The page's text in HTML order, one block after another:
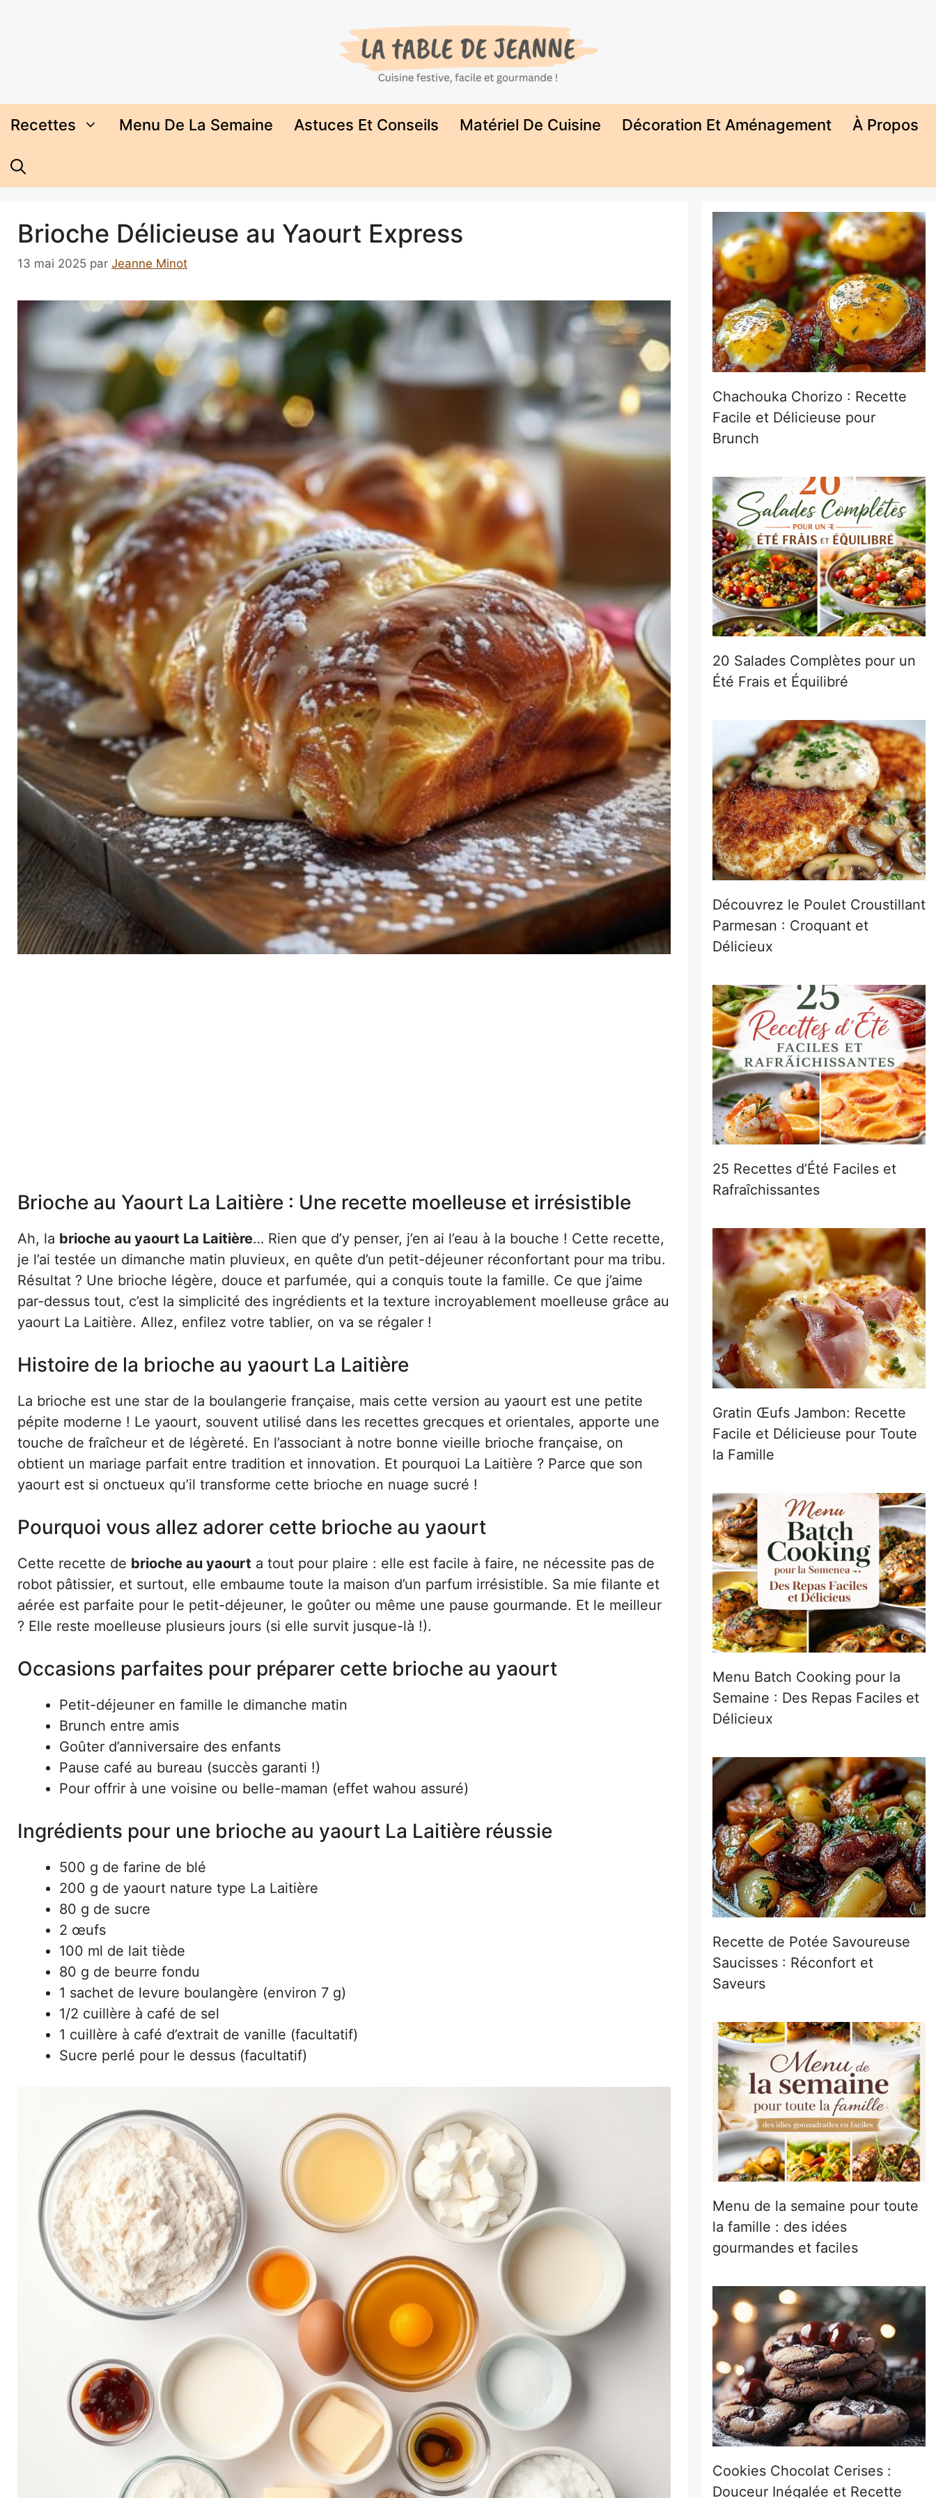
Recettes Menu De La Semaine Astuces Et Conseils Matériel De Cuisine Décoration Et Aménagement À Propos
Brioche Délicieuse au Yaourt Express
13 mai 2025 par Jeanne Minot
Brioche au Yaourt La Laitière : Une recette moelleuse et irrésistible
Ah, la brioche au yaourt La Laitière… Rien que d’y penser, j’en ai l’eau à la bouche ! Cette recette,
je l’ai testée un dimanche matin pluvieux, en quête d’un petit-déjeuner réconfortant pour ma tribu.
Résultat ? Une brioche légère, douce et parfumée, qui a conquis toute la famille. Ce que j’aime
par-dessus tout, c’est la simplicité des ingrédients et la texture incroyablement moelleuse grâce au
yaourt La Laitière. Allez, enfilez votre tablier, on va se régaler !
Histoire de la brioche au yaourt La Laitière
La brioche est une star de la boulangerie française, mais cette version au yaourt est une petite
pépite moderne ! Le yaourt, souvent utilisé dans les recettes grecques et orientales, apporte une
touche de fraîcheur et de légèreté. En l’associant à notre bonne vieille brioche française, on
obtient un mariage parfait entre tradition et innovation. Et pourquoi La Laitière ? Parce que son
yaourt est si onctueux qu’il transforme cette brioche en nuage sucré !
Pourquoi vous allez adorer cette brioche au yaourt
Cette recette de brioche au yaourt a tout pour plaire : elle est facile à faire, ne nécessite pas de
robot pâtissier, et surtout, elle embaume toute la maison d’un parfum irrésistible. Sa mie filante et
aérée est parfaite pour le petit-déjeuner, le goûter ou même une pause gourmande. Et le meilleur
? Elle reste moelleuse plusieurs jours (si elle survit jusque-là !).
Occasions parfaites pour préparer cette brioche au yaourt
Petit-déjeuner en famille le dimanche matin
Brunch entre amis
Goûter d’anniversaire des enfants
Pause café au bureau (succès garanti !)
Pour offrir à une voisine ou belle-maman (effet wahou assuré)
Ingrédients pour une brioche au yaourt La Laitière réussie
500 g de farine de blé
200 g de yaourt nature type La Laitière
80 g de sucre
2 œufs
100 ml de lait tiède
80 g de beurre fondu
1 sachet de levure boulangère (environ 7 g)
1/2 cuillère à café de sel
1 cuillère à café d’extrait de vanille (facultatif)
Sucre perlé pour le dessus (facultatif)
Chachouka Chorizo : Recette
Facile et Délicieuse pour
Brunch
20 Salades Complètes pour un
Été Frais et Équilibré
Découvrez le Poulet Croustillant
Parmesan : Croquant et
Délicieux
25 Recettes d’Été Faciles et
Rafraîchissantes
Gratin Œufs Jambon: Recette
Facile et Délicieuse pour Toute
la Famille
Menu Batch Cooking pour la
Semaine : Des Repas Faciles et
Délicieux
Recette de Potée Savoureuse
Saucisses : Réconfort et
Saveurs
Menu de la semaine pour toute
la famille : des idées
gourmandes et faciles
Cookies Chocolat Cerises :
Douceur Inégalée et Recette